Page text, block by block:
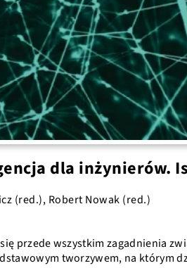
dla inżynierów.
(red.), Robert Nowak (red.)
przede wszystkim zagadnienia
tworzywem, na którym